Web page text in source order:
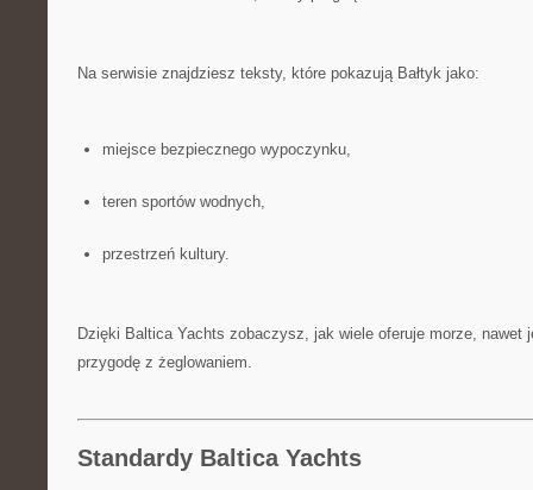
Na serwisie znajdziesz teksty, które pokazują Bałtyk jako:
miejsce bezpiecznego wypoczynku,
teren sportów wodnych,
przestrzeń kultury.
Dzięki Baltica Yachts zobaczysz, jak wiele oferuje morze, nawet
przygodę z żeglowaniem.
Standardy Baltica Yachts